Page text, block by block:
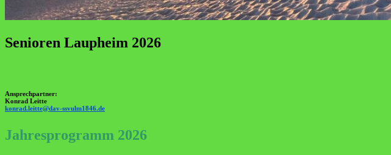
Senioren Laupheim 2026
Ansprechpartner:
Konrad Leitte
konrad.leitte@dav-ssvulm1846.de
Jahresprogramm 2026